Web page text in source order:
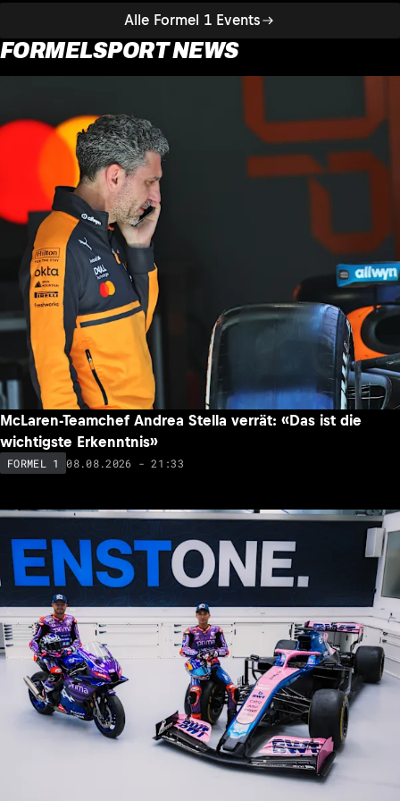
Alle Formel 1 Events
FORMELSPORT NEWS
McLaren-Teamchef Andrea Stella verrät: «Das ist die
wichtigste Erkenntnis»
FORMEL 1 08.08.2026 - 21:33